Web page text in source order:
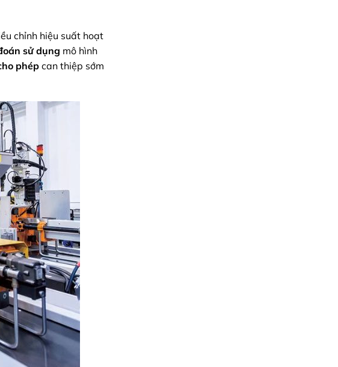
chỉnh hiệu suất hoạt
sử dụng mô hình
phépcan thiệp sớm